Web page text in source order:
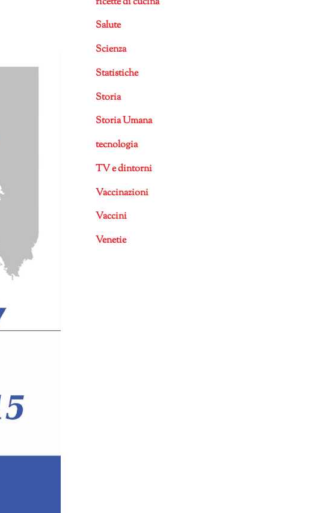
Salute
Scienza
Statistiche
Storia
Storia Umana
tecnologia
TV e dintorni
Vaccinazioni
Vaccini
Venetie